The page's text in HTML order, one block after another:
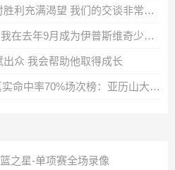
戴维恩·米切尔：字母哥对胜利充满渴望 我们的交谈非常融洽
NBA球星哈斯勒姆确认：我在去年9月成为伊普斯维奇少数股东
众 我会帮助他取得成长
过去5个赛季砍下30+且真实命中率70%场次榜：亚历山大第一
之星-单项赛全场录像